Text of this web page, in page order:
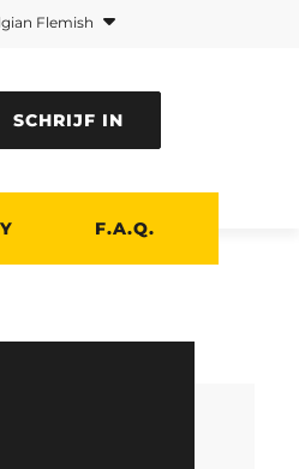
Flemish
SCHRIJF IN
F.A.Q.